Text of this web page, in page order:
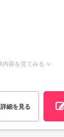
内容を見てみる ∨
詳細を見る